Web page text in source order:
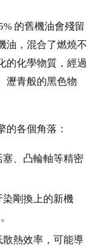
的舊機油會殘留
油，混合了燃燒不
的化學物質，經過
瀝青般的黑色物
的各個角落：
、凸輪軸等精密
剛換上的新機
熱效率，可能導